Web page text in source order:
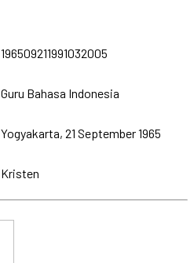
196509211991032005
Guru Bahasa Indonesia
Yogyakarta, 21 September 1965
Kristen